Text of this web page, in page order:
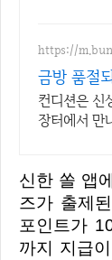
https://
금방 품절
랜드 중고
컨디션은 신
장터에서 만
신한 쏠 앱에서 매일 오전 00시에 야구상식 쏠퀴
즈가 출제
포인트가
까지 지급